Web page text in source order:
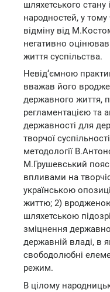
шляхетського стану
народностей, у тому
відміну від
негативно
життя суспільства.
Невід‘ємною
вважав його
державного життя,
регламентацією та
державності для
творчої
методології
М.Грушевський
впливами на
українською
життю; 2)
шляхетською
зміцнення
державній владі, в
свободолюбні
режим.
В цілому